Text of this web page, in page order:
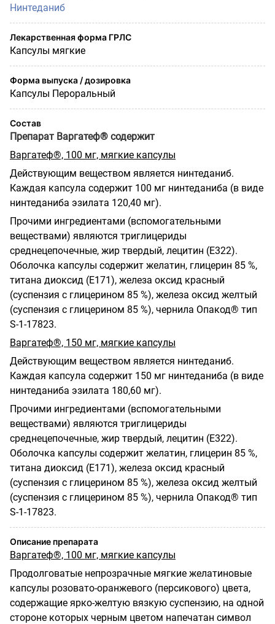
Нинтеданиб
Лекарственная форма ГРЛС
Капсулы мягкие
Форма выпуска / дозировка
Капсулы Пероральный
Состав
Препарат Варгатеф® содержит
Варгатеф®, 100 мг, мягкие капсулы
Действующим веществом является нинтеданиб.
Каждая капсула содержит 100 мг нинтеданиба (в виде
нинтеданиба эзилата 120,40 мг).
Прочими ингредиентами (вспомогательными
веществами) являются триглицериды
среднецепочечные, жир твердый, лецитин (E322).
Оболочка капсулы содержит желатин, глицерин 85 %,
титана диоксид (Е171), железа оксид красный
(суспензия с глицерином 85 %), железа оксид желтый
(суспензия с глицерином 85 %), чернила Опакод® тип
S-1-17823.
Варгатеф®, 150 мг, мягкие капсулы
Действующим веществом является нинтеданиб.
Каждая капсула содержит 150 мг нинтеданиба (в виде
нинтеданиба эзилата 180,60 мг).
Прочими ингредиентами (вспомогательными
веществами) являются триглицериды
среднецепочечные, жир твердый, лецитин (E322).
Оболочка капсулы содержит желатин, глицерин 85 %,
титана диоксид (Е171), железа оксид красный
(суспензия с глицерином 85 %), железа оксид желтый
(суспензия с глицерином 85 %), чернила Опакод® тип
S-1-17823.
Описание препарата
Варгатеф®, 100 мг, мягкие капсулы
Продолговатые непрозрачные мягкие желатиновые
капсулы розовато-оранжевого (персикового) цвета,
содержащие ярко-желтую вязкую суспензию, на одной
стороне которых черным цветом напечатан символ